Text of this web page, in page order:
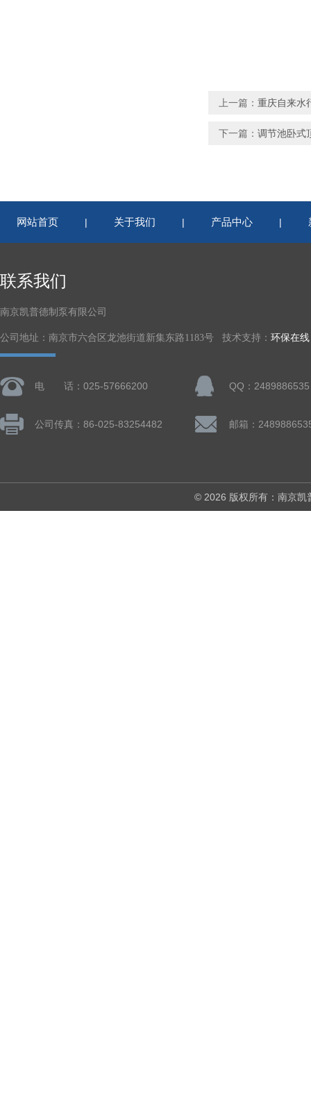
上一篇： 重庆自来水
下一篇： 调节池卧式
网站首页 | 关于我们 | 产品中心 |
联系我们
南京凯普德制泵有限公司
公司地址：南京市六合区龙池街道新集东路1183号 技术支持： 环保在线
电 话：025-57666200 QQ：2489886535
公司传真：86-025-83254482 邮箱：
© 2026 版权所有：南京